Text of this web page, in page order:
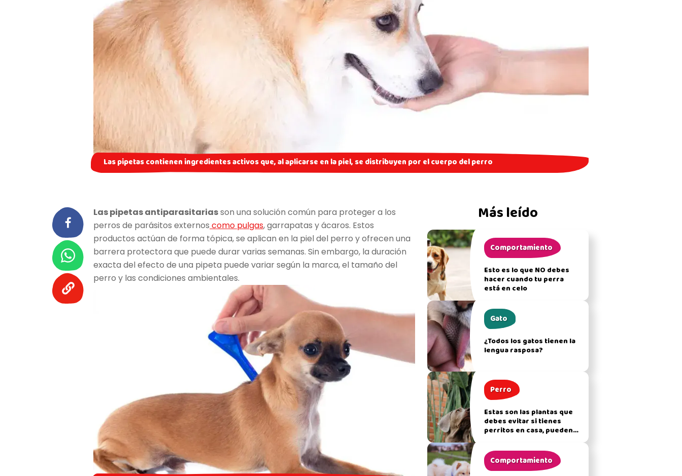
Las pipetas contienen ingredientes activos que, al aplicarse en la piel, se distribuyen por el cuerpo del perro
Las pipetas antiparasitariasson una solución común para proteger a los
perros de parásitos externos como pulgas, garrapatas y ácaros. Estos
productos actúan de forma tópica, se aplican en la piel del perro y ofrecen una
barrera protectora que puede durar varias semanas. Sin embargo, la duración
exacta del efecto de una pipeta puede variar según la marca, el tamaño del
perro y las condiciones ambientales.
Más leído
Comportamiento
Esto es lo que NO debes
hacer cuando tu perra
está en celo
Gato
¿Todos los gatos tienen la
lengua rasposa?
Perro
Estas son las plantas que
debes evitar si tienes
perritos en casa, pueden
Comportamiento